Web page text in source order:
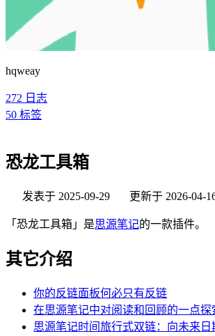
hqweay
272 日志
50 标签
恐龙工具箱
发表于 2025-09-29 更新于 2026-04-
「恐龙工具箱」是思源笔记的一款插件。
其它介绍
你的反链面板何必只有反链
在思源笔记中对阅读和回顾的一点探
思源笔记时间旅行式双链：向未来日